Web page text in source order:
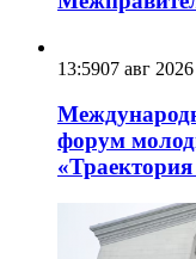
13:5907 авг 2026
форум